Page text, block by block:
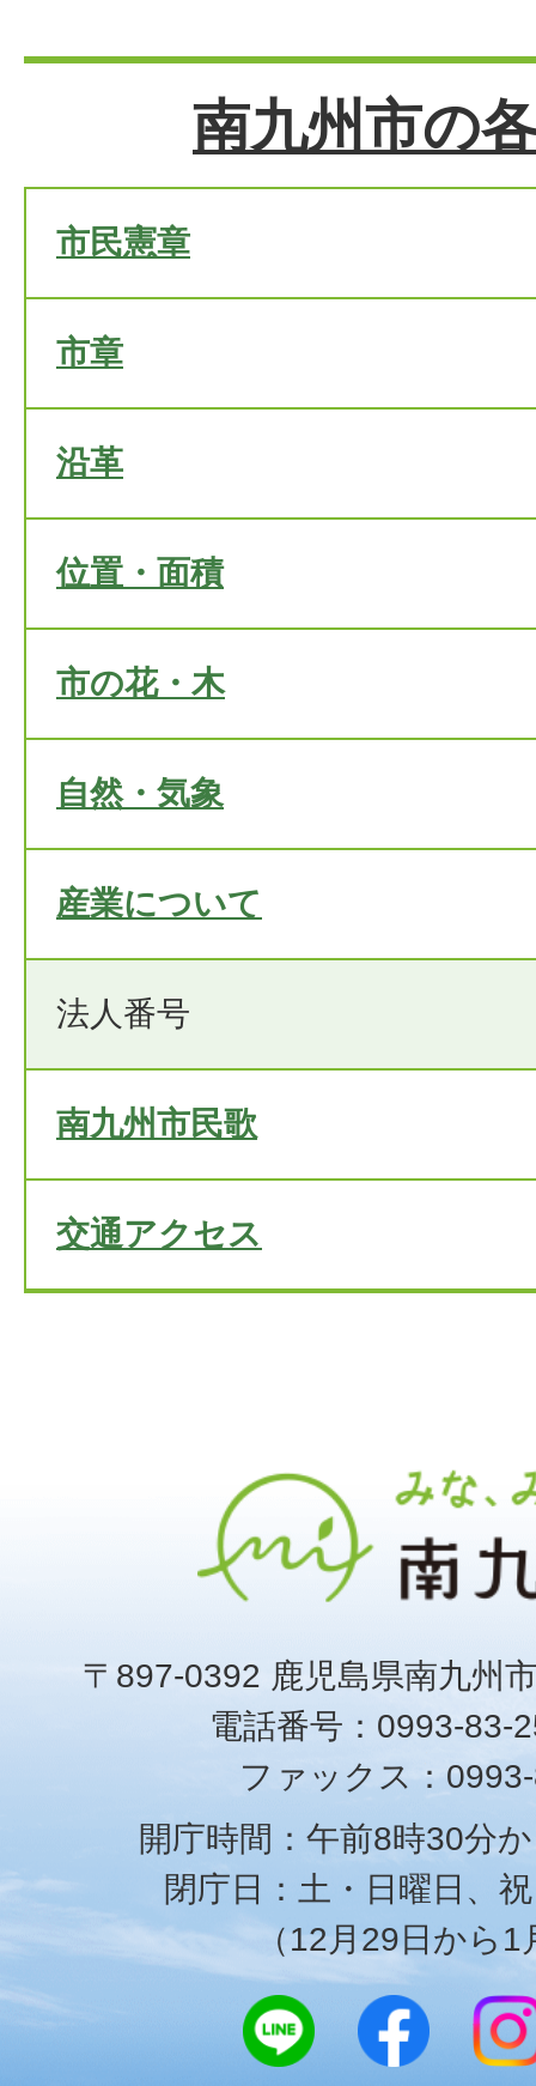
南九州市の
市民憲章
市章
沿革
位置・面積
市の花・木
自然・気象
産業について
法人番号
南九州市民歌
交通アクセス
〒897-0392 鹿児島県南九州
電話番号：0993-83-
ファックス：
開庁時間：午前8時30分
閉庁日：土・日曜日、
（12月29日から1